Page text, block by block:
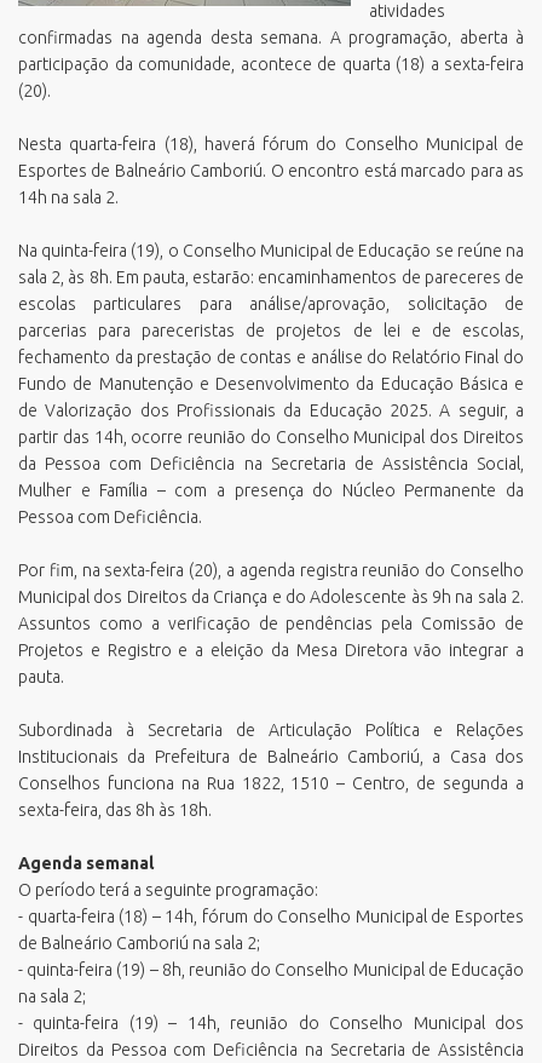
atividades
confirmadas na agenda desta semana. A programação, aberta à
participação da comunidade, acontece de quarta (18) a sexta-feira
(20).
Nesta quarta-feira (18), haverá fórum do Conselho Municipal de
Esportes de Balneário Camboriú. O encontro está marcado para as
14h na sala 2.
Na quinta-feira (19), o Conselho Municipal de Educação se reúne na
sala 2, às 8h. Em pauta, estarão: encaminhamentos de pareceres de
escolas particulares para análise/aprovação, solicitação de
parcerias para pareceristas de projetos de lei e de escolas,
fechamento da prestação de contas e análise do Relatório Final do
Fundo de Manutenção e Desenvolvimento da Educação Básica e
de Valorização dos Profissionais da Educação 2025. A seguir, a
partir das 14h, ocorre reunião do Conselho Municipal dos Direitos
da Pessoa com Deficiência na Secretaria de Assistência Social,
Mulher e Família – com a presença do Núcleo Permanente da
Pessoa com Deficiência.
Por fim, na sexta-feira (20), a agenda registra reunião do Conselho
Municipal dos Direitos da Criança e do Adolescente às 9h na sala 2.
Assuntos como a verificação de pendências pela Comissão de
Projetos e Registro e a eleição da Mesa Diretora vão integrar a
pauta.
Subordinada à Secretaria de Articulação Política e Relações
Institucionais da Prefeitura de Balneário Camboriú, a Casa dos
Conselhos funciona na Rua 1822, 1510 – Centro, de segunda a
sexta-feira, das 8h às 18h.
Agenda semanal
O período terá a seguinte programação:
- quarta-feira (18) – 14h, fórum do Conselho Municipal de Esportes
de Balneário Camboriú na sala 2;
- quinta-feira (19) – 8h, reunião do Conselho Municipal de Educação
na sala 2;
- quinta-feira (19) – 14h, reunião do Conselho Municipal dos
Direitos da Pessoa com Deficiência na Secretaria de Assistência